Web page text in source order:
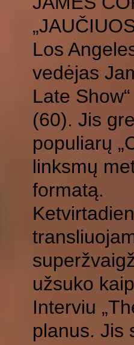
Los
vedėjas
Late
(60). Jis
populiarų
linksmų
formatą.
užsuko
Interviu
planus. Jis